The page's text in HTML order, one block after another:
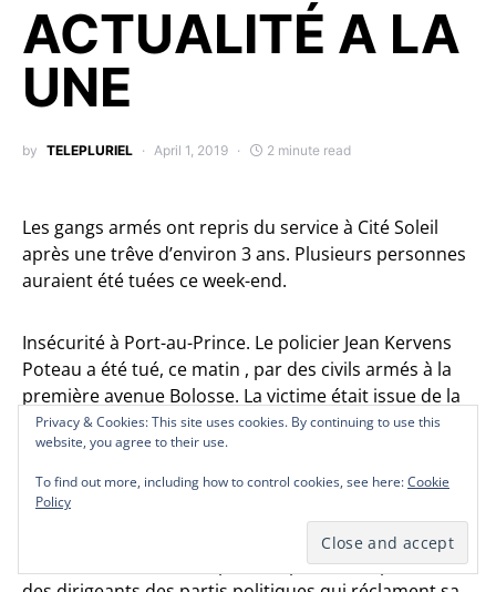
Privacy & Cookies: This site uses cookies. By continuing to use this
website, you agree to their use.
To find out more, including how to control cookies, see here:Cookie
Policy
Privacy & Cookies: This site uses cookies. By continuing to use this
website, you agree to their use.
To find out more, including how to control cookies, see here:Cookie
Policy
ACTUALITÉ A LA
UNE
by TELEPLURIEL April 1, 2019 2 minute read
Les gangs armés ont repris du service à Cité Soleil
après une trêve d’environ 3 ans. Plusieurs personnes
auraient été tuées ce week-end.
Insécurité à Port-au-Prince. Le policier Jean Kervens
Poteau a été tué, ce matin , par des civils armés à la
première avenue Bolosse. La victime était issue de la
29epromotion de la PNH.
Une nouvelle rencontre est prévue ce mardi 2 Avril au
Palais national dans le cadre des consultations pour
la formation du nouveau gouvernement. Le président
Jovenel Moise ne devra pas compter sur la présence
Privacy & Cookies: This site uses cookies. By continuing to use this
website, you agree to their use.
To find out more, including how to control cookies, see here:Cookie
Policy
Privacy & Cookies: This site uses cookies. By continuing to use this
website, you agree to their use.
To find out more, including how to control cookies, see here:Cookie
Policy
Privacy & Cookies: This site uses cookies. By continuing to use this
website, you agree to their use.
To find out more, including how to control cookies, see here:Cookie
Policy